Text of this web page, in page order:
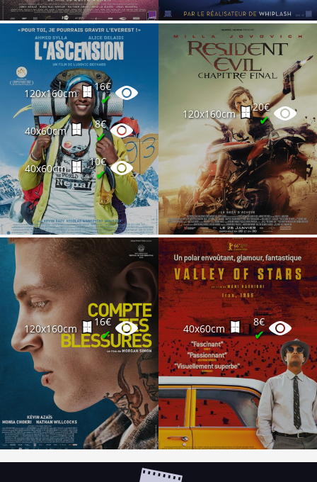
120x160cm
16€
✔
40x60cm
8€
✔
40x60cm
10€
✔
120x160cm
20€
✔
120x160cm
16€
✔ 40x60cm
8€
✔